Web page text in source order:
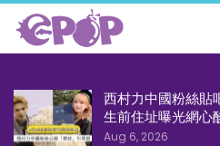
西村力中國粉絲貼
生前住址曝光網心
Aug 6, 2026